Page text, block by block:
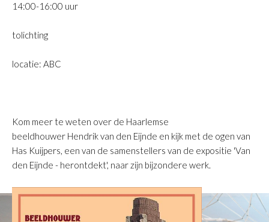
14:00-16:00 uur
tolichting
locatie: ABC
Kom meer te weten over de Haarlemse
beeldhouwer Hendrik van den Eijnde en kijk met de ogen van
Has Kuijpers, een van de samenstellers van de expositie 'Van
den Eijnde - herontdekt', naar zijn bijzondere werk.